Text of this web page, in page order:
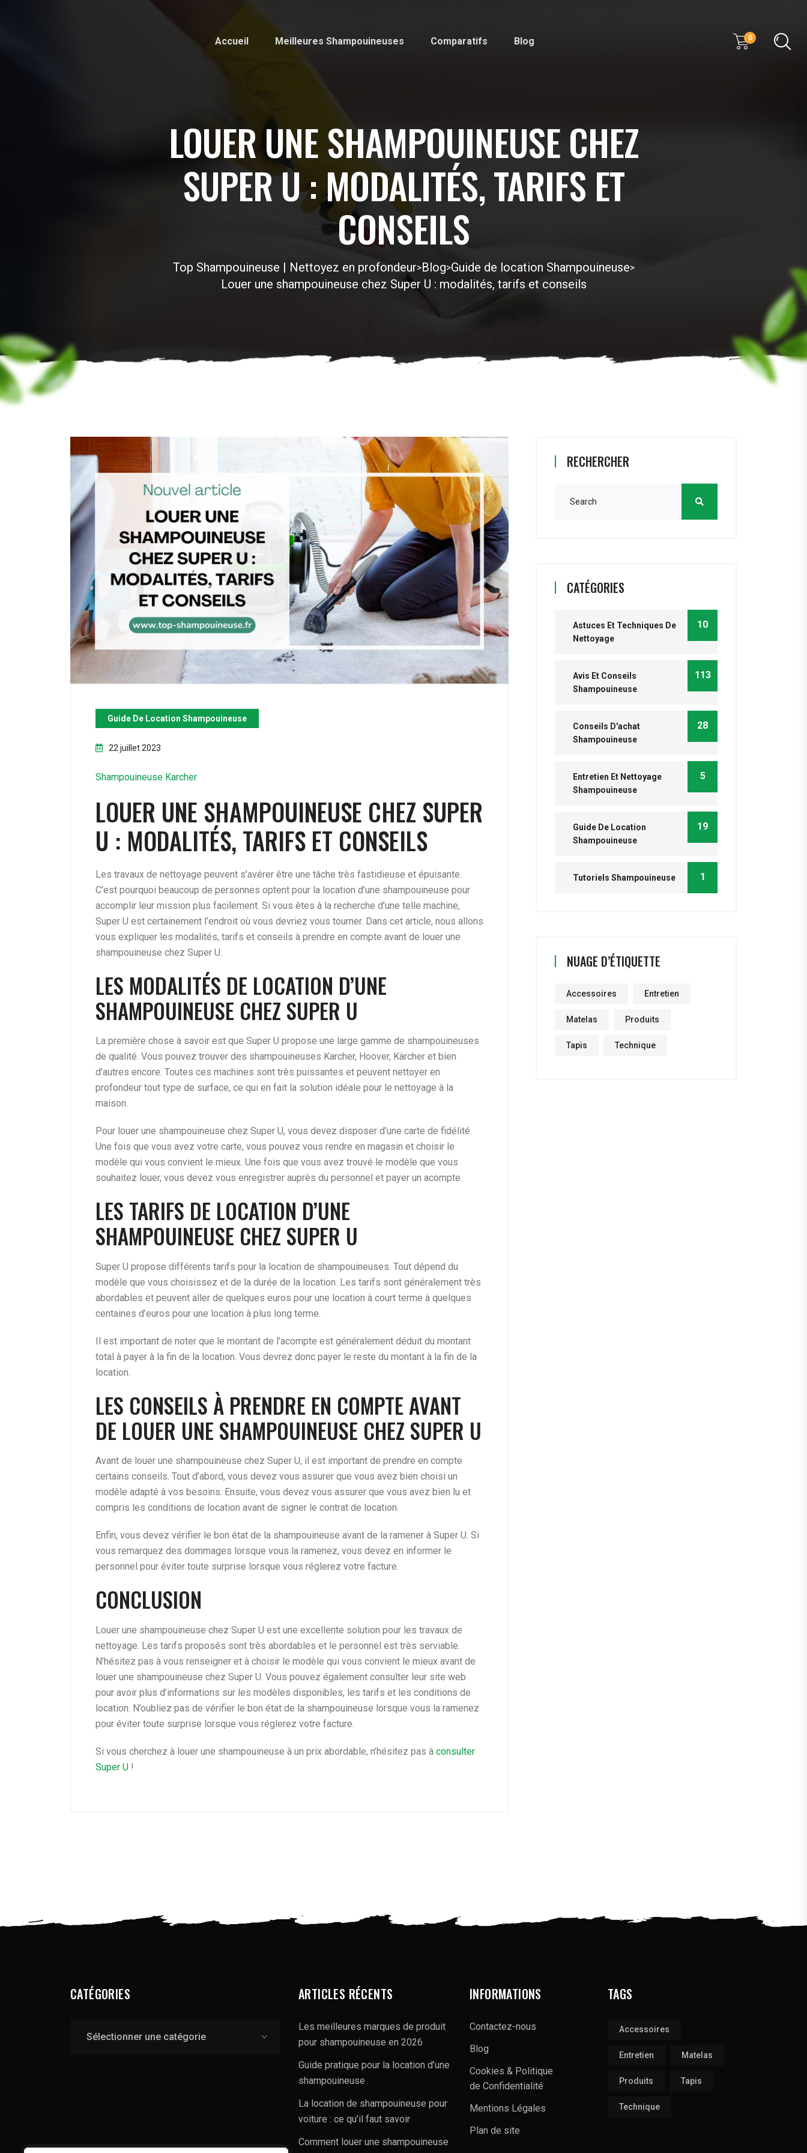
Accueil Meilleures Shampouineuses Comparatifs Blog 0
LOUER UNE SHAMPOUINEUSE CHEZ
SUPER U : MODALITÉS, TARIFS ET
CONSEILS
Top Shampouineuse | Nettoyez en profondeur>Blog>Guide de location Shampouineuse>
Louer une shampouineuse chez Super U : modalités, tarifs et conseils
Guide De Location Shampouineuse
22 juillet 2023
Shampouineuse Karcher
LOUER UNE SHAMPOUINEUSE CHEZ SUPER
U : MODALITÉS, TARIFS ET CONSEILS
Les travaux de nettoyage peuvent s’avérer être une tâche très fastidieuse et épuisante.
C’est pourquoi beaucoup de personnes optent pour la location d’une shampouineuse pour
accomplir leur mission plus facilement. Si vous êtes à la recherche d’une telle machine,
Super U est certainement l’endroit où vous devriez vous tourner. Dans cet article, nous allons
vous expliquer les modalités, tarifs et conseils à prendre en compte avant de louer une
shampouineuse chez Super U.
LES MODALITÉS DE LOCATION D’UNE
SHAMPOUINEUSE CHEZ SUPER U
La première chose à savoir est que Super U propose une large gamme de shampouineuses
de qualité. Vous pouvez trouver des shampouineuses Karcher, Hoover, Kärcher et bien
d’autres encore. Toutes ces machines sont très puissantes et peuvent nettoyer en
profondeur tout type de surface, ce qui en fait la solution idéale pour le nettoyage à la
maison.
Pour louer une shampouineuse chez Super U, vous devez disposer d’une carte de fidélité.
Une fois que vous avez votre carte, vous pouvez vous rendre en magasin et choisir le
modèle qui vous convient le mieux. Une fois que vous avez trouvé le modèle que vous
souhaitez louer, vous devez vous enregistrer auprès du personnel et payer un acompte.
LES TARIFS DE LOCATION D’UNE
SHAMPOUINEUSE CHEZ SUPER U
Super U propose différents tarifs pour la location de shampouineuses. Tout dépend du
modèle que vous choisissez et de la durée de la location. Les tarifs sont généralement très
abordables et peuvent aller de quelques euros pour une location à court terme à quelques
centaines d’euros pour une location à plus long terme.
Il est important de noter que le montant de l’acompte est généralement déduit du montant
total à payer à la fin de la location. Vous devrez donc payer le reste du montant à la fin de la
location.
LES CONSEILS À PRENDRE EN COMPTE AVANT
DE LOUER UNE SHAMPOUINEUSE CHEZ SUPER U
Avant de louer une shampouineuse chez Super U, il est important de prendre en compte
certains conseils. Tout d’abord, vous devez vous assurer que vous avez bien choisi un
modèle adapté à vos besoins. Ensuite, vous devez vous assurer que vous avez bien lu et
compris les conditions de location avant de signer le contrat de location.
Enfin, vous devez vérifier le bon état de la shampouineuse avant de la ramener à Super U. Si
vous remarquez des dommages lorsque vous la ramenez, vous devez en informer le
personnel pour éviter toute surprise lorsque vous réglerez votre facture.
CONCLUSION
Louer une shampouineuse chez Super U est une excellente solution pour les travaux de
nettoyage. Les tarifs proposés sont très abordables et le personnel est très serviable.
N’hésitez pas à vous renseigner et à choisir le modèle qui vous convient le mieux avant de
louer une shampouineuse chez Super U. Vous pouvez également consulter leur site web
pour avoir plus d’informations sur les modèles disponibles, les tarifs et les conditions de
location. N’oubliez pas de vérifier le bon état de la shampouineuse lorsque vous la ramenez
pour éviter toute surprise lorsque vous réglerez votre facture.
Si vous cherchez à louer une shampouineuse à un prix abordable, n’hésitez pas à consulter
Super U !
RECHERCHER
CATÉGORIES
Astuces Et Techniques De
Nettoyage
10
Avis Et Conseils
Shampouineuse
113
Conseils D'achat
Shampouineuse
28
Entretien Et Nettoyage
Shampouineuse
5
Guide De Location
Shampouineuse
19
Tutoriels Shampouineuse 1
NUAGE D’ÉTIQUETTE
Accessoires Entretien
Matelas Produits
Tapis Technique
CATÉGORIES ARTICLES RÉCENTS
Les meilleures marques de produit
pour shampouineuse en 2026
Guide pratique pour la location d’une
shampouineuse
La location de shampouineuse pour
voiture : ce qu’il faut savoir
Comment louer une shampouineuse
INFORMATIONS
Contactez-nous
Blog
Cookies & Politique
de Confidentialité
Mentions Légales
Plan de site
TAGS
Accessoires
Entretien Matelas
Produits Tapis
Technique